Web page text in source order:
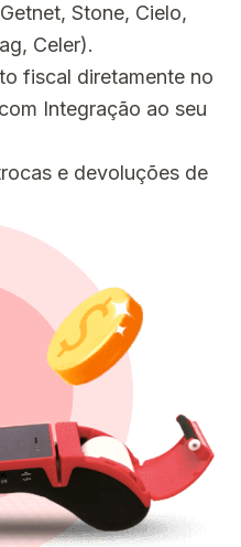
Stone, Cielo,
Celer).
fiscal diretamente no
Integração ao seu
e devoluções de